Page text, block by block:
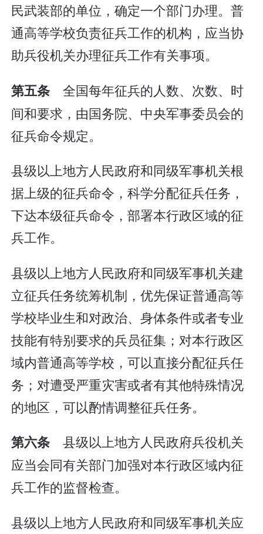
民武装部的单位，确定一个部门办理。普
通高等学校负责征兵工作的机构，应当协
助兵役机关办理征兵工作有关事项。
第五条 全国每年征兵的人数、次数、时
间和要求，由国务院、中央军事委员会的
征兵命令规定。
县级以上地方人民政府和同级军事机关根
据上级的征兵命令，科学分配征兵任务，
下达本级征兵命令，部署本行政区域的征
兵工作。
县级以上地方人民政府和同级军事机关建
立征兵任务统筹机制，优先保证普通高等
学校毕业生和对政治、身体条件或者专业
技能有特别要求的兵员征集；对本行政区
域内普通高等学校，可以直接分配征兵任
务；对遭受严重灾害或者有其他特殊情况
的地区，可以酌情调整征兵任务。
第六条 县级以上地方人民政府兵役机关
应当会同有关部门加强对本行政区域内征
兵工作的监督检查。
县级以上地方人民政府和同级军事机关应